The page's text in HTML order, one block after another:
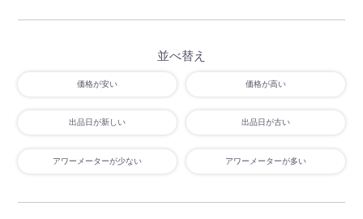
並べ替え
価格が安い 価格が高い
出品日が新しい 出品日が古い
アワーメーターが少ない アワーメーターが多い